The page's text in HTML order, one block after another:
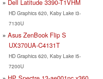
Dell Latitude 3390-T1VHM
HD Graphics 620, Kaby Lake i3-
7130U
Asus ZenBook Flip S
UX370UA-C4131T
HD Graphics 620, Kaby Lake i5-
7200U